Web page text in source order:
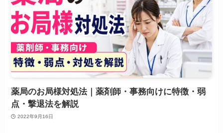
薬局のお局様対処法｜薬剤師・事務向けに特徴・弱
点・撃退法を解説
2022年9月16日